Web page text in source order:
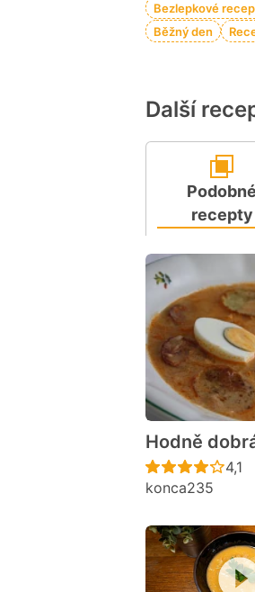
Bezlepkové
Běžný den
Další
Podobné
recepty
Hodně
4,1
konca235